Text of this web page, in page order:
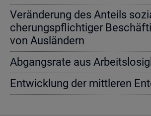
Ver­än­de­rung des An­teils
che­rungs­pflich­ti­ger
von Aus­län­dern
Ab­gangs­ra­te aus
Ent­wick­lung der mitt­le­ren